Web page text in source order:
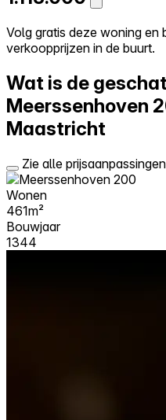
Log in
Probeer Walter gratis
Volg gratis deze woning en
verkoopprijzen in de buurt.
Wat is de
Meerssenhoven
Maastricht
Zie alle prijsaanpassingen
Wonen
461m²
Bouwjaar
1344